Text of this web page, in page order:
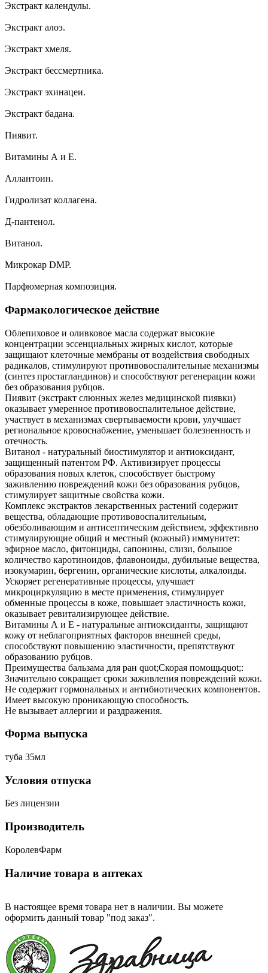
Экстракт календулы.
Экстракт алоэ.
Экстракт хмеля.
Экстракт бессмертника.
Экстракт эхинацеи.
Экстракт бадана.
Пиявит.
Витамины А и Е.
Аллантоин.
Гидролизат коллагена.
Д-пантенол.
Витанол.
Микрокар DMP.
Парфюмерная композиция.
Фармакологическое действие
Облепиховое и оливковое масла содержат высокие
концентрации эссенциальных жирных кислот, которые
защищают клеточные мембраны от воздействия свободных
радикалов, стимулируют противовоспалительные механизмы
(синтез простагландинов) и способствуют регенерации кожи
без образования рубцов.
Пиявит (экстракт слюнных желез медицинской пиявки)
оказывает умеренное противовоспалительное действие,
участвует в механизмах свертываемости крови, улучшает
региональное кровоснабжение, уменьшает болезненность и
отечность.
Витанол - натуральный биостимулятор и антиоксидант,
защищенный патентом РФ. Активизирует процессы
образования новых клеток, способствует быстрому
заживлению повреждений кожи без образования рубцов,
стимулирует защитные свойства кожи.
Комплекс экстрактов лекарственных растений содержит
вещества, обладающие противовоспалительным,
обезболивающим и антисептическим действием, эффективно
стимулирующие общий и местный (кожный) иммунитет:
эфирное масло, фитонциды, сапонины, слизи, большое
количество каротиноидов, флавоноиды, дубильные вещества,
изокумарин, бергенин, органические кислоты, алкалоиды.
Ускоряет регенеративные процессы, улучшает
микроциркуляцию в месте применения, стимулирует
обменные процессы в коже, повышает эластичность кожи,
оказывает ревитализирующее действие.
Витамины А и Е - натуральные антиоксиданты, защищают
кожу от неблагоприятных факторов внешней среды,
способствуют повышению эластичности, препятствуют
образованию рубцов.
Преимущества бальзама для ран quot;Скорая помощьquot;:
Значительно сокращает сроки заживления повреждений кожи.
Не содержит гормональных и антибиотических компонентов.
Имеет высокую проникающую способность.
Не вызывает аллергии и раздражения.
Форма выпуска
туба 35мл
Условия отпуска
Без лицензии
Производитель
КоролевФарм
Наличие товара в аптеках
В настоящее время товара нет в наличии. Вы можете
оформить данный товар "под заказ".